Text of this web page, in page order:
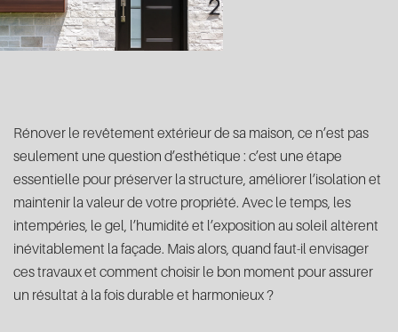
Rénover le revêtement extérieur de sa maison, ce n’est pas
seulement une question d’esthétique : c’est une étape
essentielle pour préserver la structure, améliorer l’isolation et
maintenir la valeur de votre propriété. Avec le temps, les
intempéries, le gel, l’humidité et l’exposition au soleil altèrent
inévitablement la façade. Mais alors, quand faut-il envisager
ces travaux et comment choisir le bon moment pour assurer
un résultat à la fois durable et harmonieux ?